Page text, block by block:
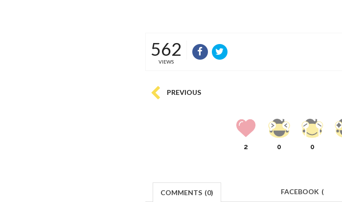
562
VIEWS
PREVIOUS
2 0 0
COMMENTS (0) FACEBOOK (